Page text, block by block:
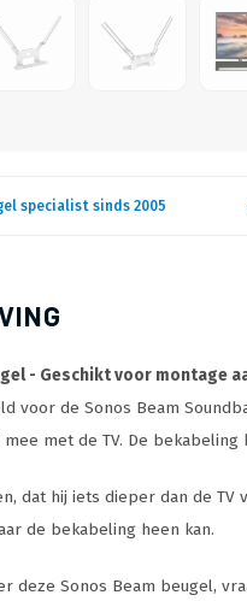
specialist sinds 2005
- Geschikt voor montage
voor de Sonos Beam
met de TV. De
dat hij iets dieper dan de
de bekabeling heen kan.
deze Sonos Beam beugel,